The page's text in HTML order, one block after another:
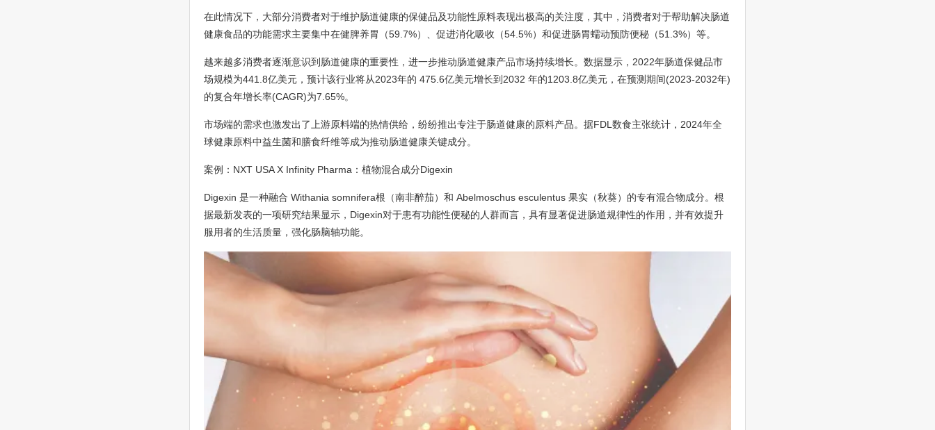
在此情况下，大部分消费者对于维护肠道健康的保健品及功能性原料表现出极高的关注度，其中，消费者对于帮助解决肠道
健康食品的功能需求主要集中在健脾养胃（59.7%）、促进消化吸收（54.5%）和促进肠胃蠕动预防便秘（51.3%）等。
越来越多消费者逐渐意识到肠道健康的重要性，进一步推动肠道健康产品市场持续增长。数据显示，2022年肠道保健品市
场规模为441.8亿美元，预计该行业将从2023年的 475.6亿美元增长到2032 年的1203.8亿美元，在预测期间(2023-2032年)
的复合年增长率(CAGR)为7.65%。
市场端的需求也激发出了上游原料端的热情供给，纷纷推出专注于肠道健康的原料产品。据FDL数食主张统计，2024年全
球健康原料中益生菌和膳食纤维等成为推动肠道健康关键成分。
案例：NXT USA X Infinity Pharma：植物混合成分Digexin
Digexin 是一种融合 Withania somnifera根（南非醉茄）和 Abelmoschus esculentus 果实（秋葵）的专有混合物成分。根
据最新发表的一项研究结果显示，Digexin对于患有功能性便秘的人群而言，具有显著促进肠道规律性的作用，并有效提升
服用者的生活质量，强化肠脑轴功能。